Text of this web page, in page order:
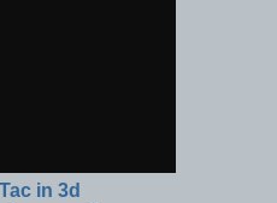
in 3d